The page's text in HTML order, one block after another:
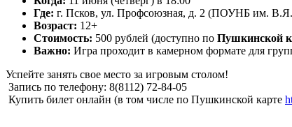
Где: г. Псков, ул. Профсоюзная, д. 2 (ПОУНБ им. В.Я.
Возраст: 12+
Стоимость: 500 рублей (доступно по Пушкинской
Важно: Игра проходит в камерном формате для
Успейте занять свое место за игровым столом!
Запись по телефону: 8(8112) 72-84-05
Купить билет онлайн (в том числе по Пушкинской карте